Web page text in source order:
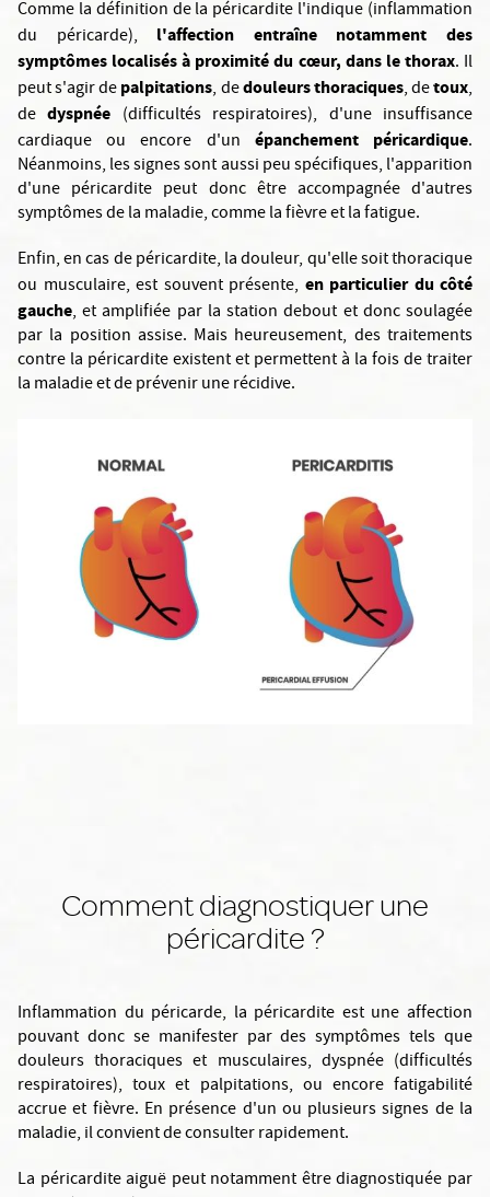
Comme la définition de la péricardite l'indique (inflammation
du péricarde),
l'affection entraîne notamment des
symptômes localisés à proximité du cœur, dans le thorax. Il
peut s'agir depalpitations, dedouleurs thoraciques, detoux,
dedyspnée (difficultés respiratoires), d'une insuffisance
cardiaque ou encore d'un épanchement péricardique.
Néanmoins, les signes sont aussi peu spécifiques, l'apparition
d'une péricardite peut donc être accompagnée d'autres
symptômes de la maladie, comme la fièvre et la fatigue.
Enfin, en cas de péricardite, la douleur, qu'elle soit thoracique
ou musculaire, est souvent présente, en particulier du côté
gauche, et amplifiée par la station debout et donc soulagée
par la position assise. Mais heureusement, des traitements
contre la péricardite existent et permettent à la fois de traiter
la maladie et de prévenir une récidive.
Comment diagnostiquer une
péricardite ?
Inflammation du péricarde, la péricardite est une affection
pouvant donc se manifester par des symptômes tels que
douleurs thoraciques et musculaires, dyspnée (difficultés
respiratoires), toux et palpitations, ou encore fatigabilité
accrue et fièvre. En présence d'un ou plusieurs signes de la
maladie, il convient de consulter rapidement.
La péricardite aiguë peut notamment être diagnostiquée par